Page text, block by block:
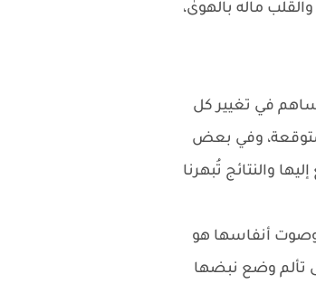
ماله بالهوىٰ،
في تغيير كل
وفي بعض
والنتائج تُبهرنا
أنفاسها هو
تألم وضع نبضها